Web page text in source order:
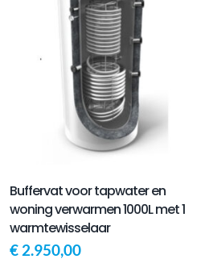
Buffervat voor tapwater en
woning verwarmen 1000L met 1
warmtewisselaar
€ 2.950,00